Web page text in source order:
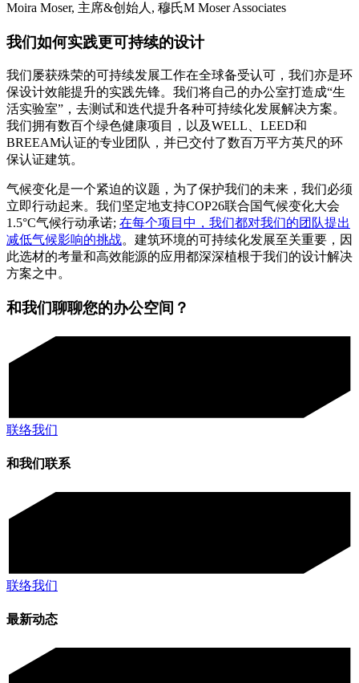
Moira Moser, 主席&创始人, 穆氏M Moser Associates
我们如何实践更可持续的设计
我们屡获殊荣的可持续发展工作在全球备受认可，我们亦是环
保设计效能提升的实践先锋。我们将自己的办公室打造成“生
活实验室” ，去测试和迭代提升各种可持续化发展解决方案。
我们拥有数百个绿色健康项目，以及WELL、 LEED和
BREEAM认证的专业团队，并已交付了数百万平方英尺的环
保认证建筑。
气候变化是一个紧迫的议题，为了保护我们的未来，我们必须
立即行动起来。我们坚定地支持COP26联合国气候变化大会
1.5°C气候行动承诺; 在每个项目中，我们都对我们的团队提出
减低气候影响的挑战。建筑环境的可持续化发展至关重要，因
此选材的考量和高效能源的应用都深深植根于我们的设计解决
方案之中。
和我们聊聊您的办公空间？
联络我们
和我们联系
联络我们
最新动态